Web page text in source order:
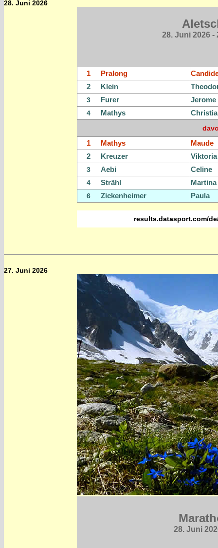
28. Juni 2026
28. Juni 2026 -
1 Pralong
2
Klein
3 Furer Jerome
4 Mathys
1 Mathys
Maude
2
Kreuzer Viktoria
3 Aebi Celine
4 Strähl Martina
6 Zickenheimer Paula
results.datasport.com/
27. Juni 2026
28. Juni